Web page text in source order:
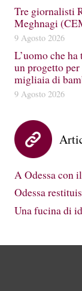
Tre giornalisti
Meghnagi
9 Agosto 2026
L’uomo che
un progetto
migliaia di
9 Agosto 2026
A Odessa con
Odessa
Una fucina di